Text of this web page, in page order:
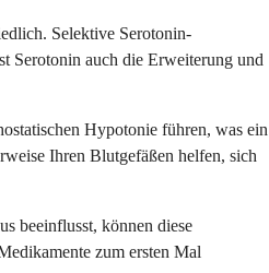
Selektive Serotonin-
Serotonin auch die Erweiterung und
Hypotonie führen, was ein
Ihren Blutgefäßen helfen, sich
beeinflusst, können diese
zum ersten Mal